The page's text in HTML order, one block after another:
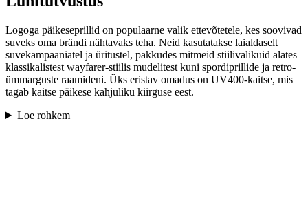
Logoga päikeseprillid on populaarne valik ettevõtetele, kes soovivad
suveks oma brändi nähtavaks teha. Neid kasutatakse laialdaselt
suvekampaaniatel ja üritustel, pakkudes mitmeid stiilivalikuid alates
klassikalistest wayfarer-stiilis mudelitest kuni spordiprillide ja retro-
ümmarguste raamideni. Üks eristav omadus on UV400-kaitse, mis
tagab kaitse päikese kahjuliku kiirguse eest.
Loe rohkem